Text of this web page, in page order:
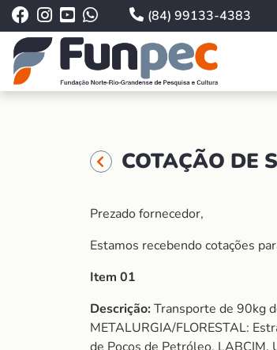
(84) 99133-4383
COTAÇÃO DE
Prezado fornecedor,
Estamos recebendo cotações
Item 01
Descrição:Transporte de 90kg
METALURGIA/FLORESTAL: